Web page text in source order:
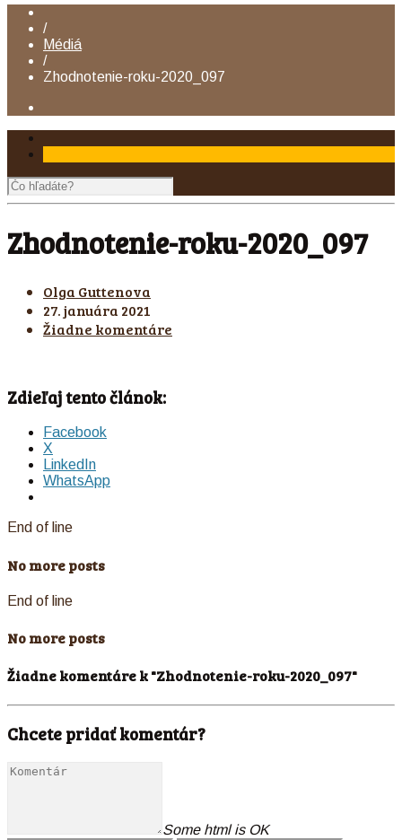
/
Médiá
/
Zhodnotenie-roku-2020_097
Zhodnotenie-roku-2020_097
Olga Guttenova
27. januára 2021
Žiadne komentáre
Zdieľaj tento článok:
Facebook
X
LinkedIn
WhatsApp
End of line
No more posts
End of line
No more posts
Žiadne komentáre k "Zhodnotenie-roku-2020_097"
Chcete pridať komentár?
Some html is OK